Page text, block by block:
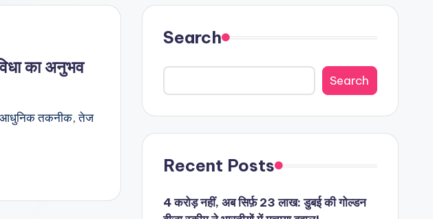
का अनुभव
आधुनिक तकनीक, तेज
Search
Search
Recent Posts
4 करोड़ नहीं, अब सिर्फ़ 23 लाख: डुबई की गोल्डन